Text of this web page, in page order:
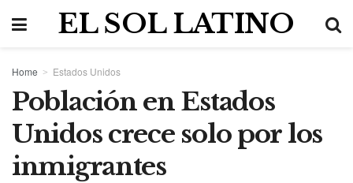
EL SOL LATINO
Home Estados Unidos
Población en Estados
Unidos crece solo por los
inmigrantes